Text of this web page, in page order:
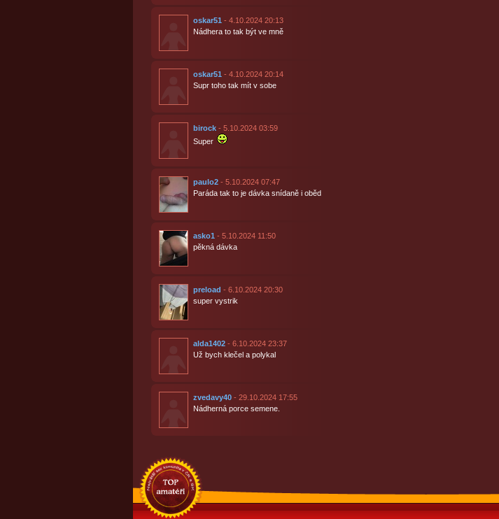
oskar51 - 4.10.2024 20:13
Nádhera to tak být ve mně
oskar51 - 4.10.2024 20:14
Supr toho tak mít v sobe
birock- 5.10.2024 03:59
Super
paulo2- 5.10.2024 07:47
Paráda tak to je dávka snídaně i oběd
asko1 - 5.10.2024 11:50
pěkná dávka
preload - 6.10.2024 20:30
super vystrik
alda1402- 6.10.2024 23:37
Už bych klečel a polykal
zvedavy40- 29.10.2024 17:55
Nádherná porce semene.